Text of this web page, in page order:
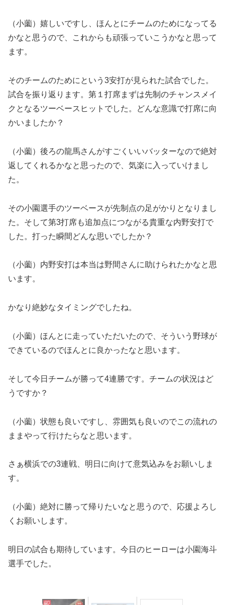
（小薗）嬉しいですし、ほんとにチームのためになってる
かなと思うので、これからも頑張っていこうかなと思って
ます。
そのチームのためにという3安打が見られた試合でした。
試合を振り返ります。第１打席まずは先制のチャンスメイ
クとなるツーベースヒットでした。どんな意識で打席に向
かいましたか？
（小薗）後ろの龍馬さんがすごくいいバッターなので絶対
返してくれるかなと思ったので、気楽に入っていけまし
た。
その小園選手のツーベースが先制点の足がかりとなりまし
た。そして第3打席も追加点につながる貴重な内野安打で
した。打った瞬間どんな思いでしたか？
（小薗）内野安打は本当は野間さんに助けられたかなと思
います。
かなり絶妙なタイミングでしたね。
（小薗）ほんとに走っていただいたので、そういう野球が
できているのでほんとに良かったなと思います。
そして今日チームが勝って4連勝です。チームの状況はど
うですか？
（小薗）状態も良いですし、雰囲気も良いのでこの流れの
ままやって行けたらなと思います。
さぁ横浜での3連戦、明日に向けて意気込みをお願いしま
す。
（小薗）絶対に勝って帰りたいなと思うので、応援よろし
くお願いします。
明日の試合も期待しています。今日のヒーローは小園海斗
選手でした。